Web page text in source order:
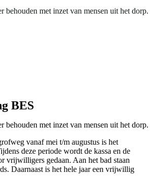
behouden met inzet van mensen uit het dorp.
BES
behouden met inzet van mensen uit het dorp.
vanaf mei t/m augustus is het
deze periode wordt de kassa en de
vrijwilligers gedaan. Aan het bad staan
Daarnaast is het hele jaar een vrijwillig